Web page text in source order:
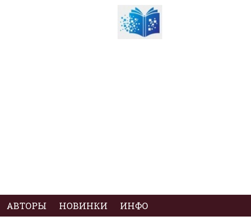
АВТОРЫ НОВИНКИ ИНФО